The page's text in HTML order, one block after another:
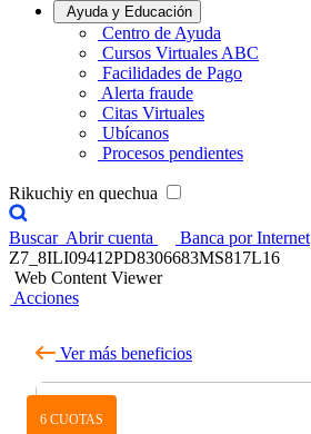
Ayuda y Educación
Centro de Ayuda
Cursos Virtuales ABC
Facilidades de Pago
Alerta fraude
Citas Virtuales
Ubícanos
Procesos pendientes
Rikuchiy en quechua
Buscar Abrir cuenta
Banca por Internet
Z7_8ILI09412PD8306683MS817L16
Web Content Viewer
Acciones
Ver más beneficios
6 CUOTAS